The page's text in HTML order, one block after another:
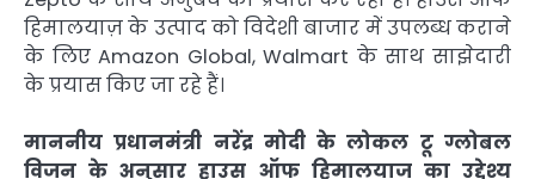
हिमालयाज़ के उत्पाद को विदेशी बाजार में उपलब्ध कराने
के लिए Amazon Global, Walmart के साथ साझेदारी
के प्रयास किए जा रहे हैं।
माननीय प्रधानमंत्री नरेंद्र मोदी के लोकल टू ग्लोबल
विजन के अनुसार हाउस ऑफ हिमालयाज का उद्देश्य